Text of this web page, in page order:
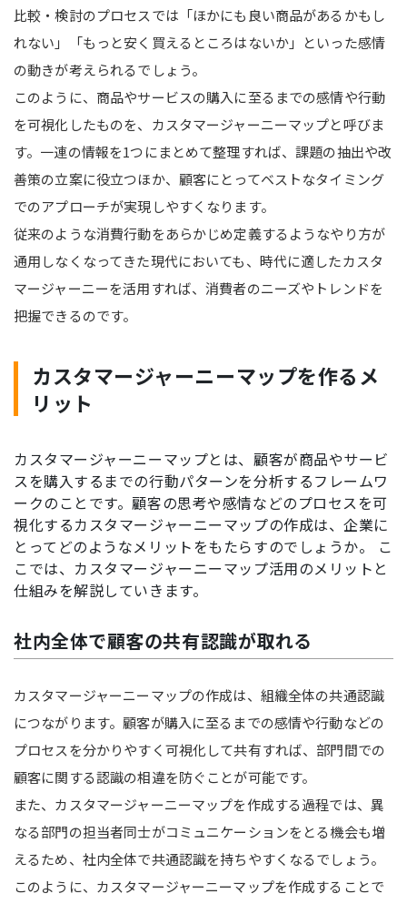
比較・検討のプロセスでは「ほかにも良い商品があるかもし
れない」「もっと安く買えるところはないか」といった感情
の動きが考えられるでしょう。
このように、商品やサービスの購入に至るまでの感情や行動
を可視化したものを、カスタマージャーニーマップと呼びま
す。一連の情報を1つにまとめて整理すれば、課題の抽出や改
善策の立案に役立つほか、顧客にとってベストなタイミング
でのアプローチが実現しやすくなります。
従来のような消費行動をあらかじめ定義するようなやり方が
通用しなくなってきた現代においても、時代に適したカスタ
マージャーニーを活用すれば、消費者のニーズやトレンドを
把握できるのです。
カスタマージャーニーマップを作るメ
リット
カスタマージャーニーマップとは、顧客が商品やサービ
スを購入するまでの行動パターンを分析するフレームワ
ークのことです。顧客の思考や感情などのプロセスを可
視化するカスタマージャーニーマップの作成は、企業に
とってどのようなメリットをもたらすのでしょうか。 こ
こでは、カスタマージャーニーマップ活用のメリットと
仕組みを解説していきます。
社内全体で顧客の共有認識が取れる
カスタマージャーニーマップの作成は、組織全体の共通認識
につながります。顧客が購入に至るまでの感情や行動などの
プロセスを分かりやすく可視化して共有すれば、部門間での
顧客に関する認識の相違を防ぐことが可能です。
また、カスタマージャーニーマップを作成する過程では、異
なる部門の担当者同士がコミュニケーションをとる機会も増
えるため、社内全体で共通認識を持ちやすくなるでしょう。
このように、カスタマージャーニーマップを作成することで